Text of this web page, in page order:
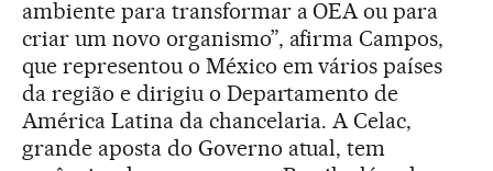
ambiente para transformar a OEA ou para
criar um novo organismo”, afirma Campos,
que representou o México em vários países
da região e dirigiu o Departamento de
América Latina da chancelaria. A Celac,
grande aposta do Governo atual, tem